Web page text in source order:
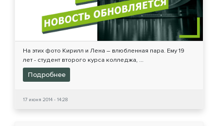
На этих фото Кирилл и Лена – влюбленная пара. Ему 19
лет - студент второго курса колледжа, ...
Подробнее
17 июня 2014 - 14:28